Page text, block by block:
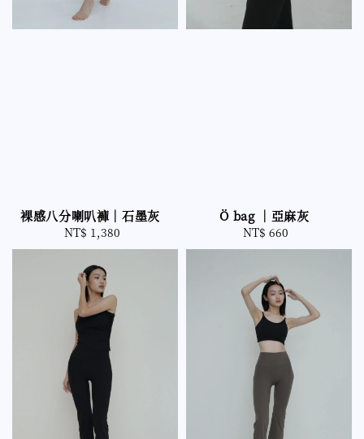
裸感八分喇叭褲｜石墨灰
Regular
price
NT$ 1,380
Ö bag ｜亞麻灰
Regular
price
NT$ 660